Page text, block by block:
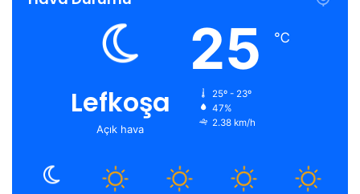
Lefkoşa
Açık hava
25 ℃
25º - 23º
47%
2.38 km/h